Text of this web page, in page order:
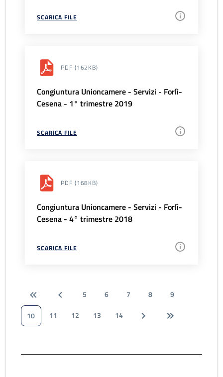
SCARICA FILE
PDF (162KB)
Congiuntura Unioncamere - Servizi - Forlì-
Cesena - 1° trimestre 2019
SCARICA FILE
PDF (168KB)
Congiuntura Unioncamere - Servizi - Forlì-
Cesena - 4° trimestre 2018
SCARICA FILE
5 6 7 8
9
10
11 12 13 14